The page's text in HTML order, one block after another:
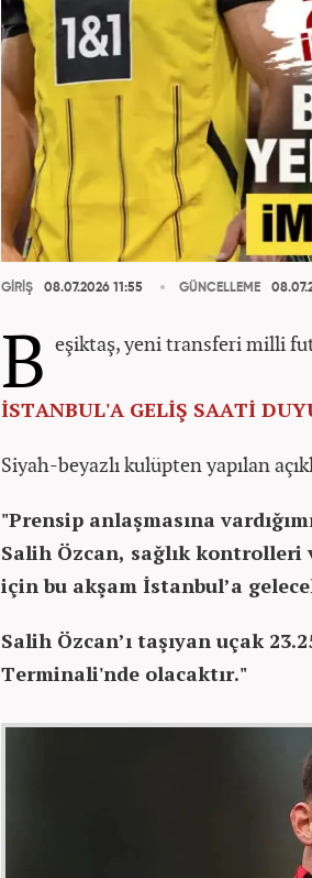
GİRİŞ 08.07.2026 11:55 GÜNCELLEME
B eşiktaş, yeni transferi milli
İSTANBUL'A GELİŞ SAATİ
Siyah-beyazlı kulüpten yapılan
"Prensip anlaşmasına
Salih Özcan, sağlık
için bu akşam İstanbul’a
Salih Özcan’ı taşıyan uçak
Terminali'nde olacaktır."